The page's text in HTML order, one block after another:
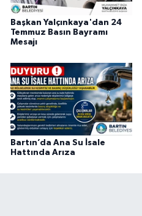
Başkan Yalçınkaya'dan 24
Temmuz Basın Bayramı
Mesajı
Bartın’da Ana Su İsale
Hattında Arıza